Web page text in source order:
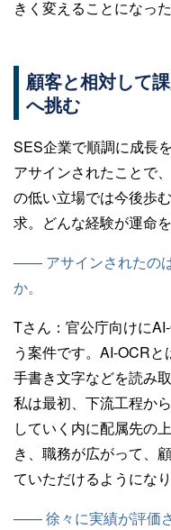
きく変えることになった
顧客と相対して
へ挑む
SES企業で順調に成長
アサインされたことで
の低い立場では今後歩
求。どんな経験が運命を
—— アサインされたの
か。
Tさん： 官公庁向けに
う案件です。AI-OCR
手書き文字などを読み
私は最初、下流工程か
していく内に配属先の
き、職務が広がって、
ていただけるようになり
—— 徐々に実績が評価